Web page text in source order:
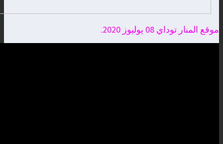
موقع المنار توداي 08 يوليوز 2020.